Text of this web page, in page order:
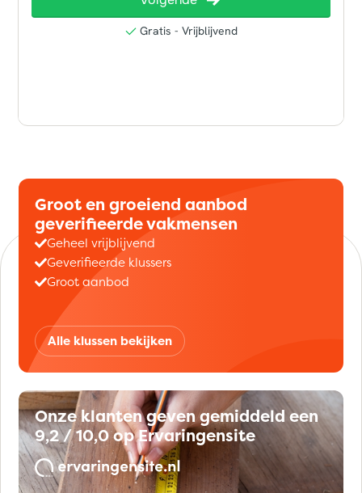
Groot en groeiend aanbod
geverifieerde vakmensen
Geheel vrijblijvend
Geverifieerde klussers
Groot aanbod
Alle klussen bekijken
Onze klanten geven gemiddeld een
9,2 / 10,0 op Ervaringensite